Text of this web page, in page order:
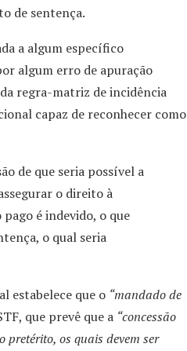
de sentença.
a algum específico
algum erro de apuração
regra-matriz de incidência
capaz de reconhecer como
de que seria possível a
o direito à
é indevido, o que
o qual seria
estabelece que o “mandado de
que prevê que a “concessão
os quais devem ser